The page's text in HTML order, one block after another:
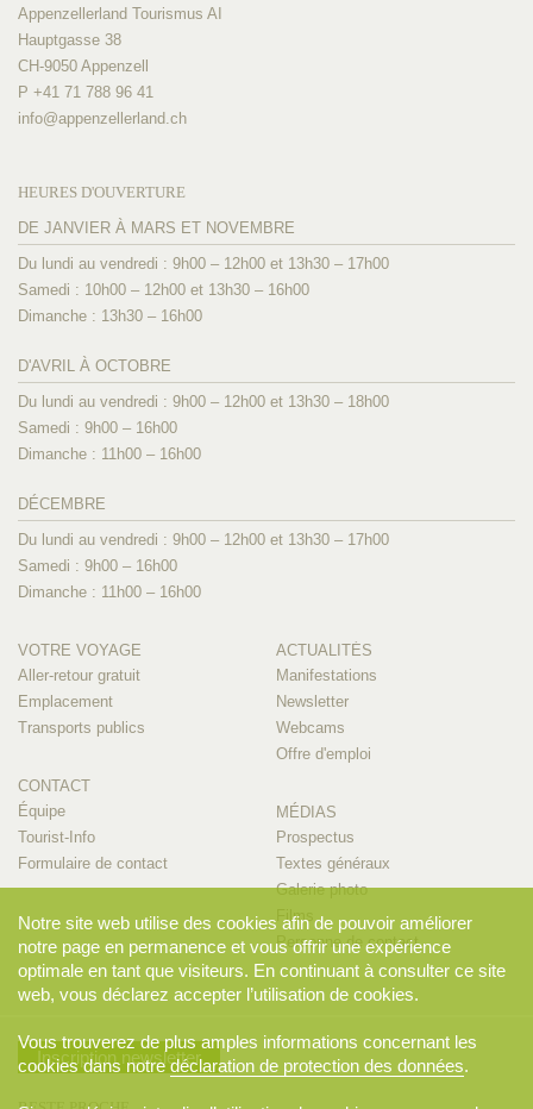
Appenzellerland Tourismus AI
Hauptgasse 38
CH-9050 Appenzell
P +41 71 788 96 41
info@appenzellerland.ch
HEURES D'OUVERTURE
DE JANVIER À MARS ET NOVEMBRE
Du lundi au vendredi : 9h00 – 12h00 et 13h30 – 17h00
Samedi : 10h00 – 12h00 et 13h30 – 16h00
Dimanche : 13h30 – 16h00
D'AVRIL À OCTOBRE
Du lundi au vendredi : 9h00 – 12h00 et 13h30 – 18h00
Samedi : 9h00 – 16h00
Dimanche : 11h00 – 16h00
DÉCEMBRE
Du lundi au vendredi : 9h00 – 12h00 et 13h30 – 17h00
Samedi : 9h00 – 16h00
Dimanche : 11h00 – 16h00
VOTRE VOYAGE
Aller-retour gratuit
Emplacement
Transports publics
CONTACT
Équipe
Tourist-Info
Formulaire de contact
ACTUALITÉS
Manifestations
Newsletter
Webcams
Offre d'emploi
MÉDIAS
Prospectus
Textes généraux
Galerie photo
Films
Personne de contact
Inscription newsletter
Notre site web utilise des cookies afin de pouvoir améliorer
notre page en permanence et vous offrir une expérience
optimale en tant que visiteurs. En continuant à consulter ce site
web, vous déclarez accepter l’utilisation de cookies.
Vous trouverez de plus amples informations concernant les
cookies dans notredéclaration de protection des données.